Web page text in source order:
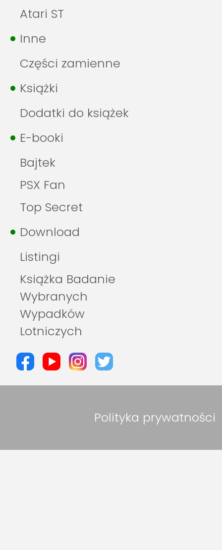
Atari ST
Inne
Części zamienne
Książki
Dodatki do książek
E-booki
Bajtek
PSX Fan
Top Secret
Download
Listingi
Książka Badanie
Wybranych
Wypadków
Lotniczych
Polityka prywatności